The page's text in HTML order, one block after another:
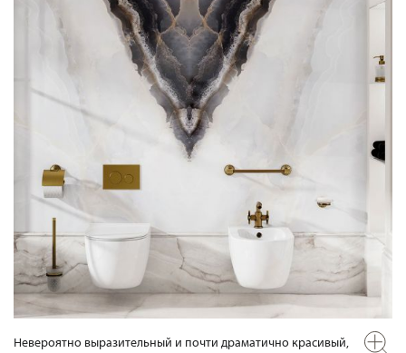
Невероятно выразительный и почти драматично красивый,